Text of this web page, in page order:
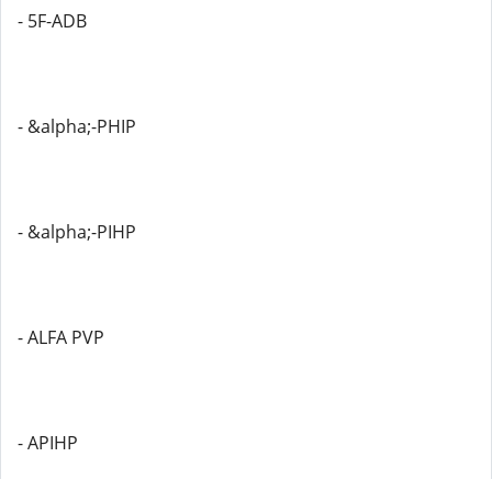
- 5F-ADB
- &alpha;-PHIP
- &alpha;-PIHP
- ALFA PVP
- APIHP